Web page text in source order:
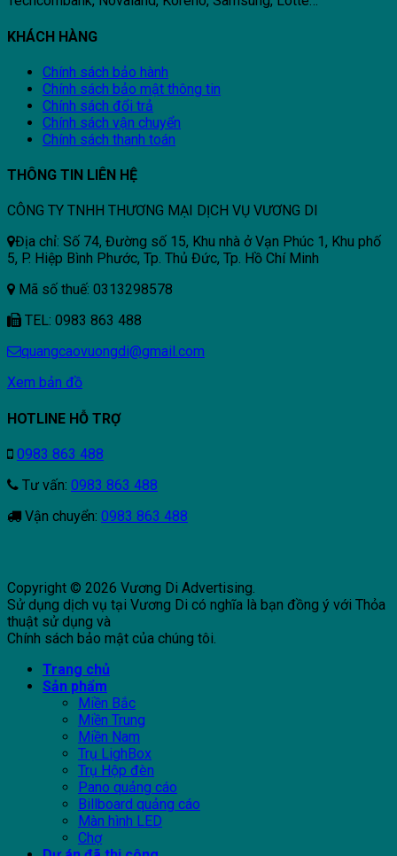
KHÁCH HÀNG
Chính sách bảo hành
Chính sách bảo mật thông tin
Chính sách đổi trả
Chính sách vận chuyển
Chính sách thanh toán
THÔNG TIN LIÊN HỆ
CÔNG TY TNHH THƯƠNG MẠI DỊCH VỤ VƯƠNG DI
Địa chỉ: Số 74, Đường số 15, Khu nhà ở Vạn Phúc 1, Khu phố
5, P. Hiệp Bình Phước, Tp. Thủ Đức, Tp. Hồ Chí Minh
Mã số thuế: 0313298578
TEL: 0983 863 488
quangcaovuongdi@gmail.com
Xem bản đồ
HOTLINE HỖ TRỢ
0983 863 488
Tư vấn: 0983 863 488
Vận chuyển: 0983 863 488
Copyright © 2026 Vương Di Advertising.
Sử dụng dịch vụ tại Vương Di có nghĩa là bạn đồng ý với Thỏa
thuật sử dụng và
Chính sách bảo mật của chúng tôi.
Trang chủ
Sản phẩm
Miền Bắc
Miền Trung
Miền Nam
Trụ LighBox
Trụ Hộp đèn
Pano quảng cáo
Billboard quảng cáo
Màn hình LED
Chợ